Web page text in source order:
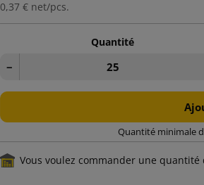
0,37 € net/pcs.
Quantité
−
Quantité minimale
Vous voulez commander une quantité